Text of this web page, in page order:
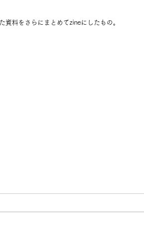
資料をさらにまとめてzineにしたもの。